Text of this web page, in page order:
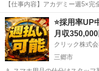
【仕事内容】アカデミー週5×
ウィック代無料!月給23万円 <
> ・受付・接客・施術を中心と
カット50% ・カ...
正社員
⭐採用率UP
月収350,000
クリック株式
三郷市